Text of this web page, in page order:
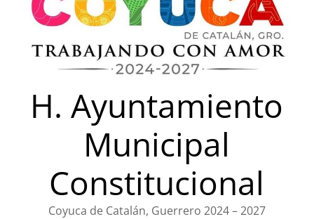
H. Ayuntamiento
Municipal
Constitucional
Coyuca de Catalán, Guerrero 2024 – 2027